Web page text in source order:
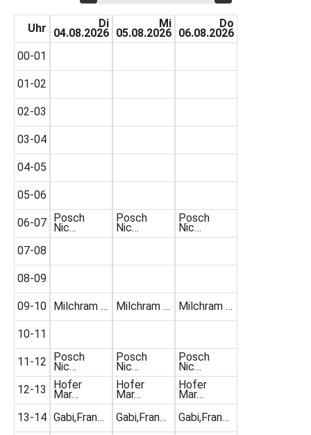
Uhr
00-01
01-02
02-03
03-04
04-05
05-06
06-07
07-08
08-09
09-10
10-11
11-12
12-13
13-14
Di
04.08.2026
Posch
Nic…
Milchram …
Posch
Nic…
Hofer
Mar…
Gabi,Fran…
Mi
05.08.2026
Posch
Nic…
Milchram …
Posch
Nic…
Hofer
Mar…
Gabi,Fran…
Do
06.08.2026
Posch
Nic…
Milchram …
Posch
Nic…
Hofer
Mar…
Gabi,Fran…